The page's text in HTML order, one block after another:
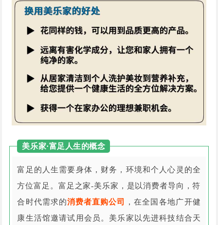
美乐家·富足人生的概念
富足的人生需要身体，财务，环境和个人心灵的全
方位富足。富足之家-美乐家，是以消费者导向，符
合时代需求的消费者直购公司
，在全国各地广开健
康生活馆邀请试用会员。美乐家以先进科技结合天